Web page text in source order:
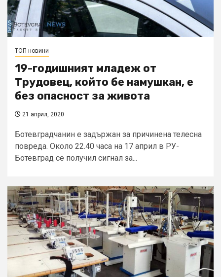
ТОП новини
19-годишният младеж от
Трудовец, който бе намушкан, е
без опасност за живота
21 април, 2020
Ботевградчанин е задържан за причинена телесна
повреда. Около 22.40 часа на 17 април в РУ-
Ботевград се получил сигнал за...